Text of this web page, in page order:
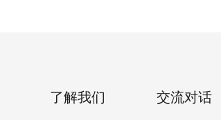
了解我们 交流对话